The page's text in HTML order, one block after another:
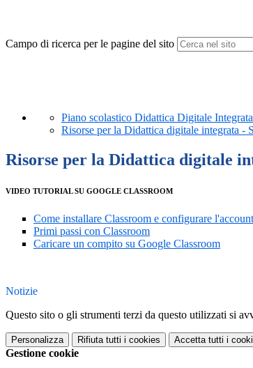
Campo di ricerca per le pagine del sito
Piano scolastico Didattica Digitale Integrata
Risorse per la Didattica digitale integrata -
Risorse per la Didattica digitale
VIDEO TUTORIAL SU GOOGLE CLASSROOM
Come installare Classroom e configurare
Primi passi con Classroom
Caricare un compito su Google Classroom
Notizie
Questo sito o gli strumenti terzi da questo utilizzati si
Personalizza Rifiuta tutti i cookies Accetta tutti i
Gestione cookie